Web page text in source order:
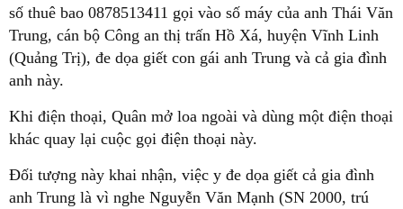
số thuê bao 0878513411 gọi vào số máy của anh Thái Văn
Trung, cán bộ Công an thị trấn Hồ Xá, huyện Vĩnh Linh
(Quảng Trị), đe dọa giết con gái anh Trung và cả gia đình
anh này.
Khi điện thoại, Quân mở loa ngoài và dùng một điện thoại
khác quay lại cuộc gọi điện thoại này.
Đối tượng này khai nhận, việc y đe dọa giết cả gia đình
anh Trung là vì nghe Nguyễn Văn Mạnh (SN 2000, trú